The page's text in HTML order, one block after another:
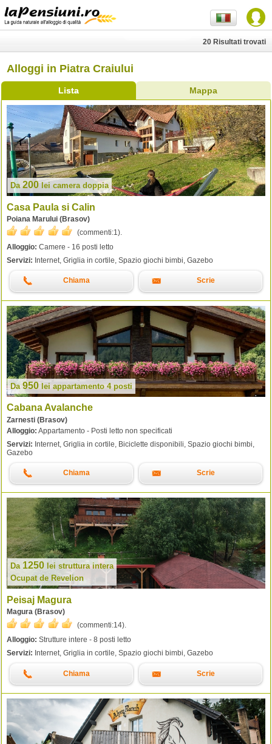
Alloggi in Piatra Craiului
Lista Mappa
20 Risultati trovati
Da 200lei camera doppia
Casa Paula si Calin
Poiana Marului (Brasov)
(commenti:1).
Alloggio: Camere - 16 posti letto
Servizi: Internet, Griglia in cortile, Spazio giochi bimbi, Gazebo
Chiama Scrie
Da 950 lei appartamento 4 posti
Cabana Avalanche
Zarnesti (Brasov)
Alloggio: Appartamento - Posti letto non specificati
Servizi: Internet, Griglia in cortile, Biciclette disponibili, Spazio giochi bimbi,
Gazebo
Chiama Scrie
Da 1250 lei struttura intera
Ocupat de Revelion
Peisaj Magura
Magura (Brasov)
(commenti:14).
Alloggio: Strutture intere - 8 posti letto
Servizi: Internet, Griglia in cortile, Spazio giochi bimbi, Gazebo
Chiama Scrie